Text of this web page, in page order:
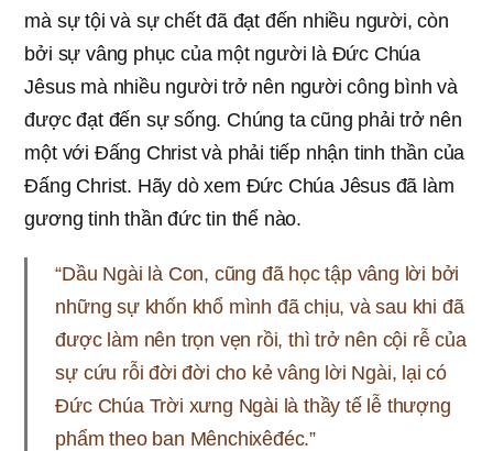
mà sự tội và sự chết đã đạt đến nhiều người, còn
bởi sự vâng phục của một người là Đức Chúa
Jêsus mà nhiều người trở nên người công bình và
được đạt đến sự sống. Chúng ta cũng phải trở nên
một với Đấng Christ và phải tiếp nhận tinh thần của
Đấng Christ. Hãy dò xem Đức Chúa Jêsus đã làm
gương tinh thần đức tin thể nào.
“Dầu Ngài là Con, cũng đã học tập vâng lời bởi
những sự khốn khổ mình đã chịu, và sau khi đã
được làm nên trọn vẹn rồi, thì trở nên cội rễ của
sự cứu rỗi đời đời cho kẻ vâng lời Ngài, lại có
Đức Chúa Trời xưng Ngài là thầy tế lễ thượng
phẩm theo ban Mênchixêđéc.”